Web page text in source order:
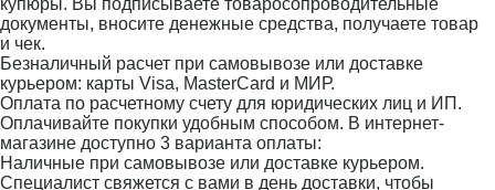
документы, вносите денежные средства, получаете товар
и чек.
Безналичный расчет при самовывозе или доставке
курьером: карты Visa, MasterCard и МИР.
Оплата по расчетному счету для юридических лиц и ИП.
Оплачивайте покупки удобным способом. В интернет-
магазине доступно 3 варианта оплаты:
Наличные при самовывозе или доставке курьером.
Специалист свяжется с вами в день доставки, чтобы